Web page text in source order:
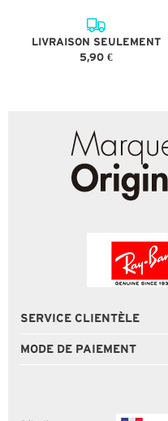
LIVRAISON SEULEMENT
5,90 €
SERVICE CLIENTÈLE
MODE DE PAIEMENT